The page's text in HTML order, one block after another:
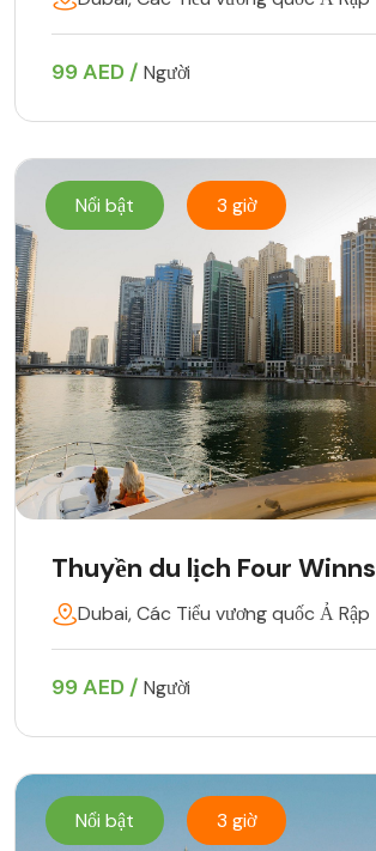
99 AED / Người
Nổi bật 3 giờ
Thuyền du lịch Four Winns
Dubai, Các Tiểu vương quốc Ả Rập
99 AED / Người
Nổi bật 3 giờ